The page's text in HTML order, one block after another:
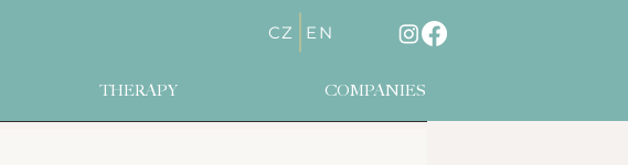
EN
CZ
THERAPY COMPANIES